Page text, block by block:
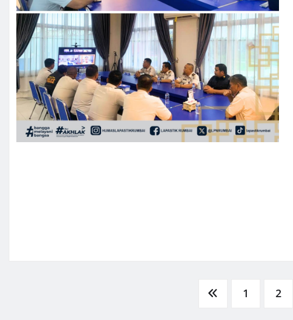
1 2